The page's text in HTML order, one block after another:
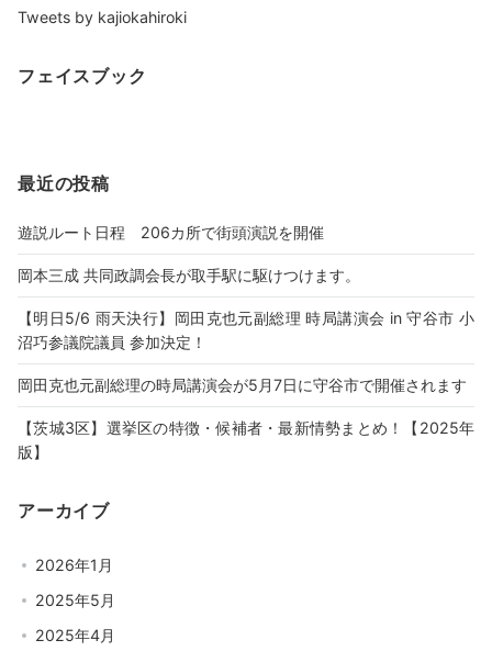
Tweets by kajiokahiroki
フェイスブック
最近の投稿
遊説ルート日程 206カ所で街頭演説を開催
岡本三成 共同政調会長が取手駅に駆けつけます。
【明日5/6 雨天決行】岡田克也元副総理 時局講演会 in 守谷市 小
沼巧参議院議員 参加決定！
岡田克也元副総理の時局講演会が5月7日に守谷市で開催されます
【茨城3区】選挙区の特徴・候補者・最新情勢まとめ！【2025年
版】
アーカイブ
2026年1月
2025年5月
2025年4月